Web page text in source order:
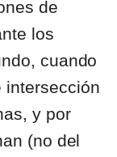
de
los
cuando
intersección
y por
(no del